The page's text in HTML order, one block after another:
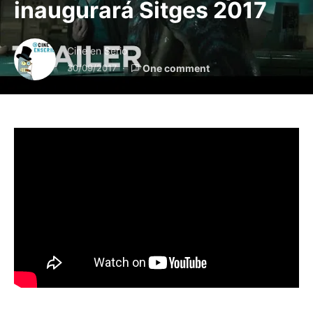
inaugurará Sitges 2017
Cine en Serio
30/09/2017 One comment